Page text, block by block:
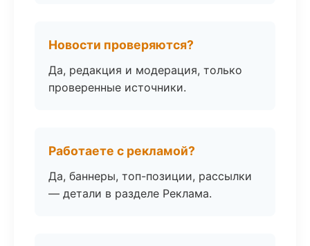
Новости проверяются?
Да, редакция и модерация, только
проверенные источники.
Работаете с рекламой?
Да, баннеры, топ-позиции, рассылки
— детали в разделе Реклама.